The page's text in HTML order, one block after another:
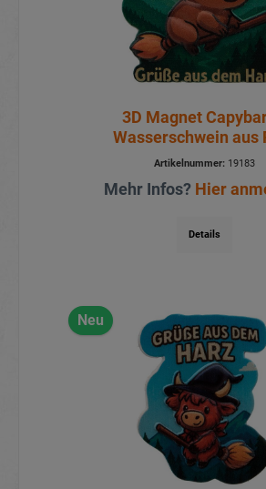
3D Magnet
Wasserschwein aus
6,5x0,5x6cm
Artikelnummer:19183
Mehr Infos? Hier
Details
Neu